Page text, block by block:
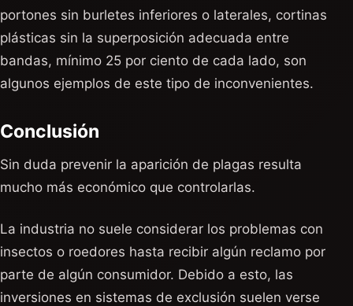
portones sin burletes inferiores o laterales, cortinas
plásticas sin la superposición adecuada entre
bandas, mínimo 25 por ciento de cada lado, son
algunos ejemplos de este tipo de inconvenientes.
Conclusión
Sin duda prevenir la aparición de plagas resulta
mucho más económico que controlarlas.
La industria no suele considerar los problemas con
insectos o roedores hasta recibir algún reclamo por
parte de algún consumidor. Debido a esto, las
inversiones en sistemas de exclusión suelen verse